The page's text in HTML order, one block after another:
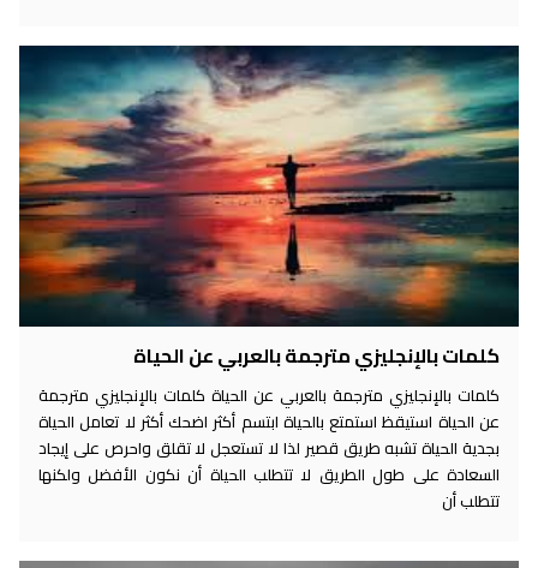
كلمات بالإنجليزي مترجمة بالعربي عن الحياة
كلمات بالإنجليزي مترجمة بالعربي عن الحياة كلمات بالإنجليزي مترجمة
عن الحياة استيقظ استمتع بالحياة ابتسم أكثر اضحك أكثر لا تعامل الحياة
بجدية الحياة تشبه طريق قصير لذا لا تستعجل لا تقلق واحرص على إيجاد
السعادة على طول الطريق لا تتطلب الحياة أن نكون الأفضل ولكنها
تتطلب أن